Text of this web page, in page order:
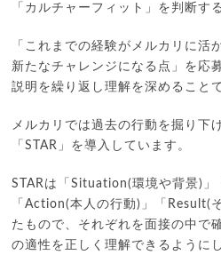
「カルチャーフィット」を判断す
「これまでの経験がメルカリに活
新たなチャレンジになる点」を応
説明を繰り返し理解を深めること
メルカリでは過去の行動を掘り下
「STAR」を導入しています。
STARは「Situation(環境や背景)」
「Action(本人の行動)」「Result(
たもので、それぞれを面接の中で
の適性を正しく理解できるように